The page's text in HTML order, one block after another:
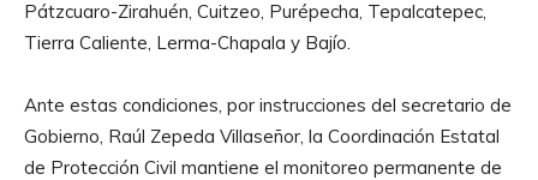
Pátzcuaro-Zirahuén, Cuitzeo, Purépecha, Tepalcatepec,
Tierra Caliente, Lerma-Chapala y Bajío.
Ante estas condiciones, por instrucciones del secretario de
Gobierno, Raúl Zepeda Villaseñor, la Coordinación Estatal
de Protección Civil mantiene el monitoreo permanente de